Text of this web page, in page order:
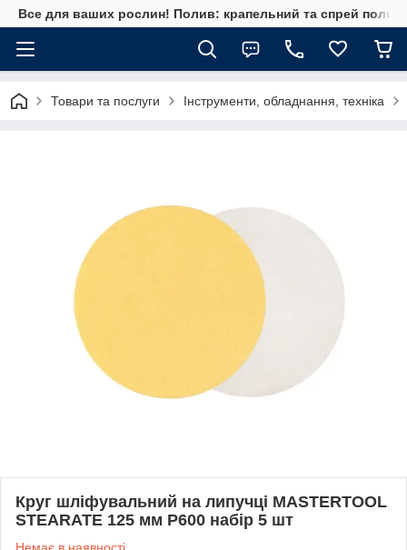
Все для ваших рослин! Полив: крапельний та спрей полив,
Товари та послуги Інструменти, обладнання, техніка
Круг шліфувальний на липучці MASTERTOOL
STEARATE 125 мм P600 набір 5 шт
Немає в наявності